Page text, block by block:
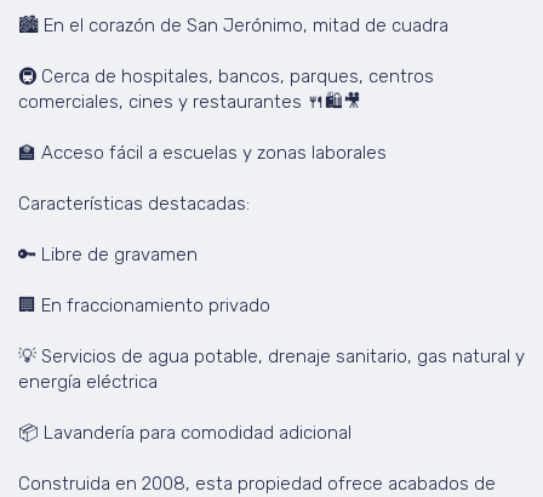
🏙️ En el corazón de San Jerónimo, mitad de cuadra
🚇 Cerca de hospitales, bancos, parques, centros
comerciales, cines y restaurantes 🍴🛍️🎥
🏫 Acceso fácil a escuelas y zonas laborales
Características destacadas:
🔑 Libre de gravamen
🏢 En fraccionamiento privado
💡 Servicios de agua potable, drenaje sanitario, gas natural y
energía eléctrica
📦 Lavandería para comodidad adicional
Construida en 2008, esta propiedad ofrece acabados de